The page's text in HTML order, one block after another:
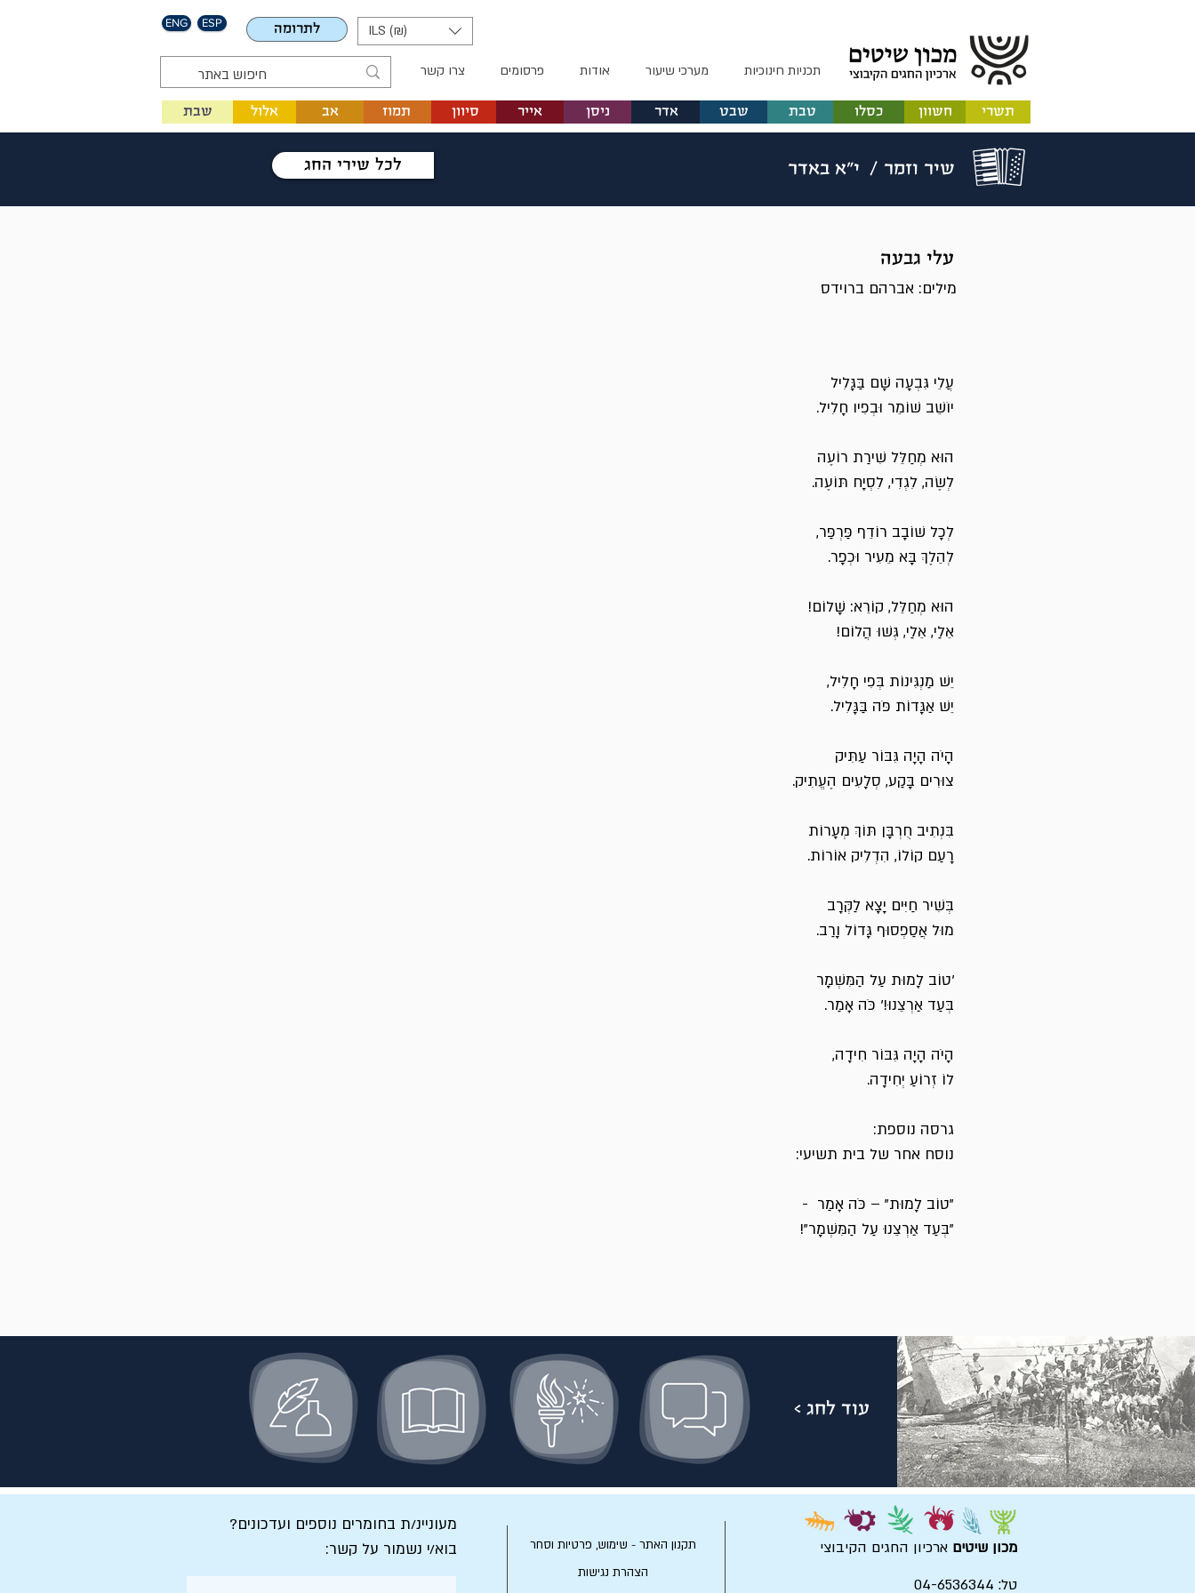
ENG ESP לתרומה ILS (₪)
תכניות חינוכיות מערכי שיעור אודות פרסומים צרו קשר
אלול שבת תמוז אב ניסן סיוון אדר טבת שבט חשוון תשרי כסלו אייר
לכל שירי החג י"א באדר שיר וזמר /
עלי גבעה
מילים: אברהם ברוידס
עֲלֵי גִּבְעָה שָׁם בַּגָּלִיל
יוֹשֵׁב שׁוֹמֵר וּבְפִיו חָלִיל.
הוּא מְחַלֵּל שִׁירַת רוֹעֶה
לְשֶׂה, לִגְדִי, לִסְיָח תּוֹעֶה.
לְכָל שׁוֹבָב רוֹדֵף פַּרְפַּר,
לְהֵלֶךְ בָּא מֵעִיר וּכְפָר.
הוּא מְחַלֵּל, קוֹרֵא: שָׁלוֹם!
אֵלַי, אֵלַי, גְּשׁוּ הֲלוֹם!
יֵשׁ מַנְגִּינוֹת בְּפִי חָלִיל,
יֵשׁ אַגָּדוֹת פֹּה בַּגָּלִיל.
הָיֹה הָיָה גִּבּוֹר עַתִּיק
צוּרִים בָּקַע, סְלָעִים הֶעֱתִיק.
בִּנְתִיב חֻרְבָּן תּוֹךְ מְעָרוֹת
רָעַם קוֹלוֹ, הִדְלִיק אוֹרוֹת.
בְּשִׁיר חַיִּים יָצָא לַקְּרָב
מוּל אֲסַפְסוּף גָּדוֹל וָרַב.
'טוֹב לָמוּת עַל הַמִּשְׁמָר
בְּעַד אַרְצֵנוּ!' כֹּה אָמַר.
הָיֹה הָיָה גִּבּוֹר חִידָה,
לוֹ זְרוֹעַ יְחִידָה.
גרסה נוספת:
נוסח אחר של בית תשיעי:
"טוֹב לָמוּת" – כֹּה אָמַר -
"בְּעַד אַרְצֵנוּ עַל הַמִּשְׁמָר"!
עוד לחג >
מעוניינ/ת בחומרים נוספים ועדכונים?
בוא/י נשמור על קשר:
תקנון האתר - שימוש, פרטיות וסחר
הצהרת נגישות
מכון שיטים ארכיון החגים הקיבוצי
טל: 04-6536344